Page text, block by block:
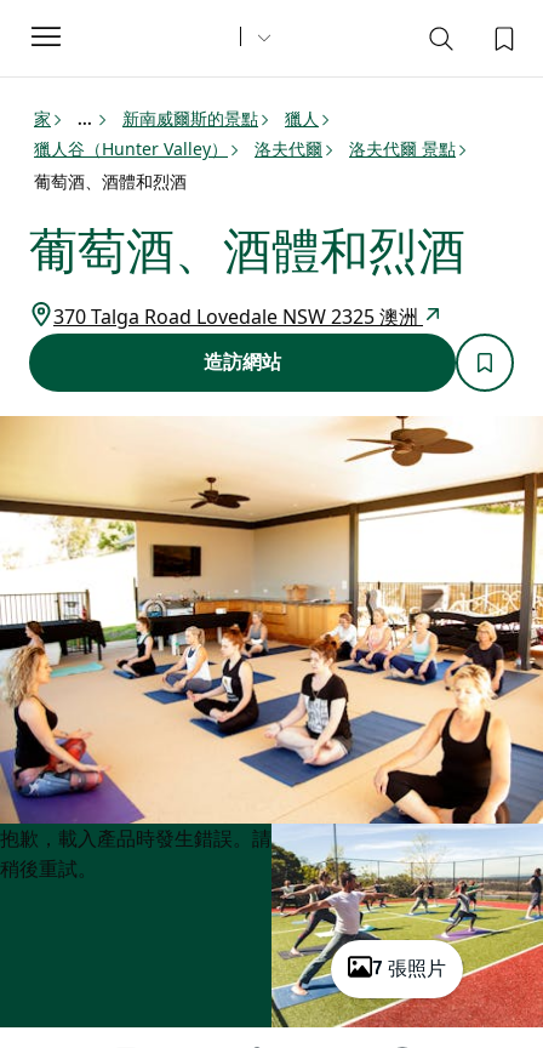
Toggle
navigation
家 ... 新南威爾斯的景點
獵人
獵人谷（Hunter Valley）
洛夫代爾
洛夫代爾 景點
葡萄酒、酒體和烈酒
葡萄酒、酒體和烈酒
370 Talga Road Lovedale NSW 2325 澳洲
造訪網站
7 張照片
Product
List
Product
List
抱歉，載入產品時發生錯誤。請
稍後重試。